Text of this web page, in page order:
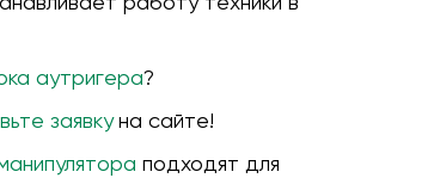
аутригера?
заявкуна сайте!
подходят для